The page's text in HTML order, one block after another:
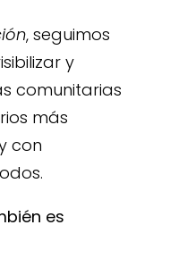
, seguimos
y
comunitarias
más
con
es